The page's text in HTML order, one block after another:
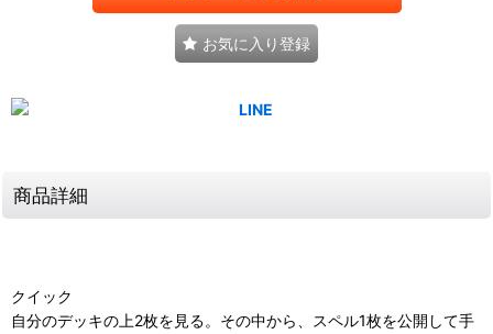
お気に入り登録
商品詳細
クイック
自分のデッキの上2枚を見る。その中から、スペル1枚を公開して手